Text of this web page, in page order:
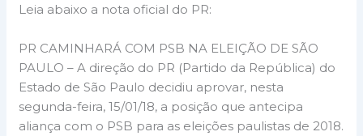
Leia abaixo a nota oficial do PR:
PR CAMINHARÁ COM PSB NA ELEIÇÃO DE SÃO
PAULO – A direção do PR (Partido da República) do
Estado de São Paulo decidiu aprovar, nesta
segunda-feira, 15/01/18, a posição que antecipa
aliança com o PSB para as eleições paulistas de 2018.